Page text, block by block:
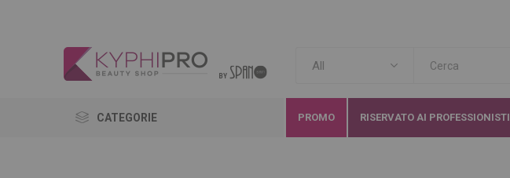
CATEGORIE PROMO RISERVATO AI PROFESSIONISTI